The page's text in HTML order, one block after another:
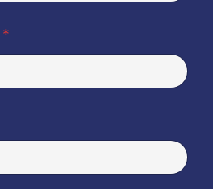
*